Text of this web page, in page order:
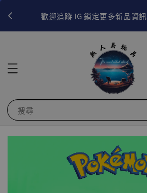
歡迎追蹤 IG 鎖定更多新品資訊
搜尋